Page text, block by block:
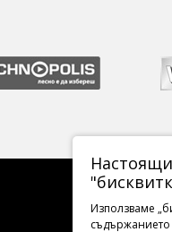
Използваме
съдържанието